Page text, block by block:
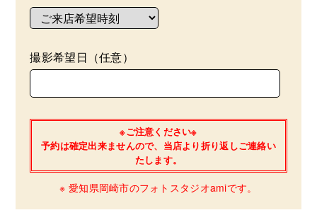
撮影希望日（任意）
※ご注意ください※
予約は確定出来ませんので、当店より折り返しご連絡い
たします。
※ 愛知県岡崎市のフォトスタジオamiです。